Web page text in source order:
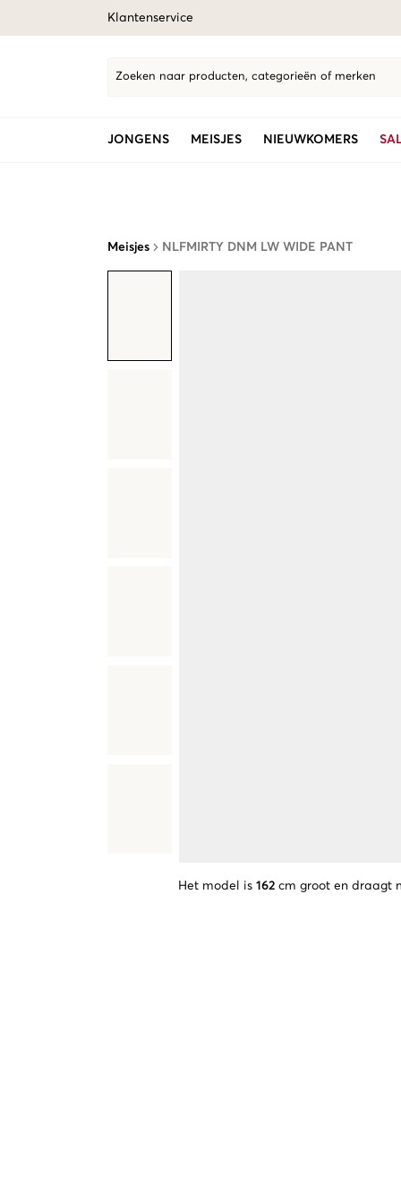
Klantenservice
Zoeken naar producten, categorieën of merken
JONGENS MEISJES NIEUWKOMERS
Meisjes NLFMIRTY DNM LW WIDE PANT
Het model is 162 cm groot en draagt